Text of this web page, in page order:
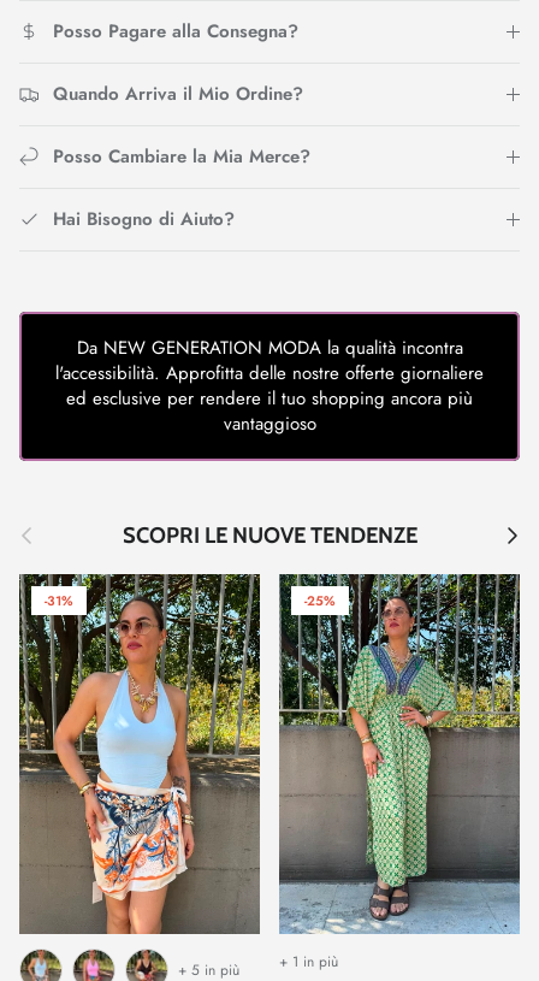
Posso Pagare alla Consegna?
Quando Arriva il Mio Ordine?
Posso Cambiare la Mia Merce?
Hai Bisogno di Aiuto?
Da NEW GENERATION MODA la qualità incontra
l'accessibilità. Approfitta delle nostre offerte giornaliere
ed esclusive per rendere il tuo shopping ancora più
vantaggioso
Indietro SCOPRI LE NUOVE TENDENZE
-31%
+ 5 in più
-25%
+ 1 in più